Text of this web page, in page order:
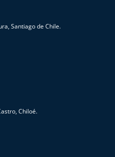
Santiago de Chile.
Chiloé.